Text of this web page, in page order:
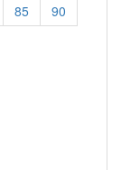
85
90